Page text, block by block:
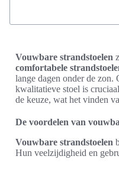
Vouwbare strandstoelen
comfortabele
lange dagen onder de zon.
kwalitatieve stoel is
de keuze, wat het vinden
De voordelen van
Vouwbare strandstoelen
Hun veelzijdigheid en